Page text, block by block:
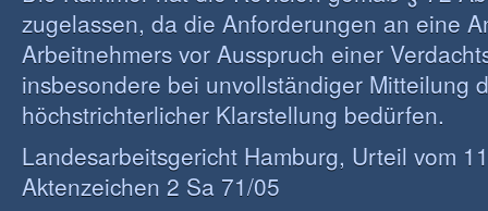
zugelassen, da die Anforderungen an eine
Arbeitnehmers vor Ausspruch einer
insbesondere bei unvollständiger Mitteilung
höchstrichterlicher Klarstellung bedürfen.
Landesarbeitsgericht Hamburg, Urteil vom
Aktenzeichen 2 Sa 71/05